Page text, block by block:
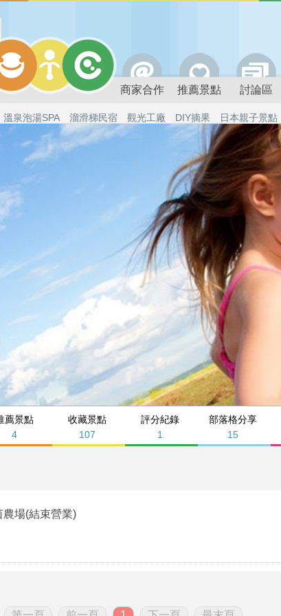
商家合作 推薦景點 討論區
溫泉泡湯SPA 溜滑梯民宿 觀光工廠 DIY摘果 日本親子景點
薦景點
4
收藏景點
107
評分紀錄
1
部落格分享
15
農場(結束營業)